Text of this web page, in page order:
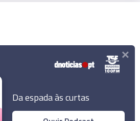
56 - 3º
Da espada às curtas
×